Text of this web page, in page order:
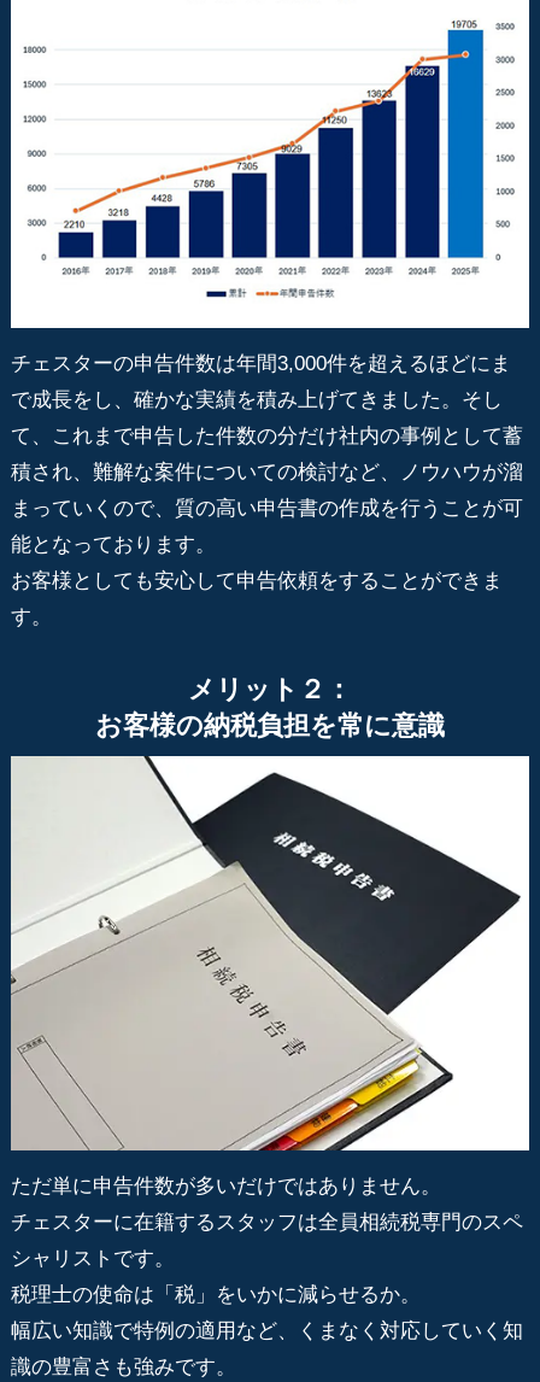
チェスターの申告件数は年間3,000件を超えるほどにま
で成長をし、確かな実績を積み上げてきました。そし
て、これまで申告した件数の分だけ社内の事例として蓄
積され、難解な案件についての検討など、ノウハウが溜
まっていくので、質の高い申告書の作成を行うことが可
能となっております。
お客様としても安心して申告依頼をすることができま
す。
メリット２：
お客様の納税負担を常に意識
ただ単に申告件数が多いだけではありません。
チェスターに在籍するスタッフは全員相続税専門のスペ
シャリストです。
税理士の使命は「税」をいかに減らせるか。
幅広い知識で特例の適用など、くまなく対応していく知
識の豊富さも強みです。